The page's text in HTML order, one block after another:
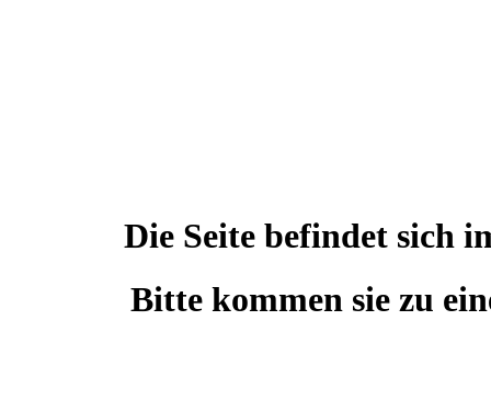
Die Seite befindet sich
Bitte kommen sie zu